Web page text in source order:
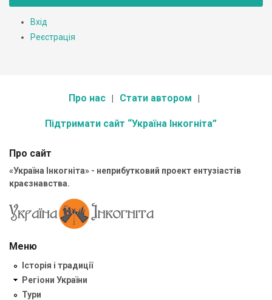
Вхід
Реєстрація
Про нас Стати автором
Підтримати сайт “Україна Інкогніта”
Про сайт
«Україна Інкогніта» - неприбутковий проект ентузіастів
краєзнавства.
Меню
Історія і традиції
Регіони України
Тури